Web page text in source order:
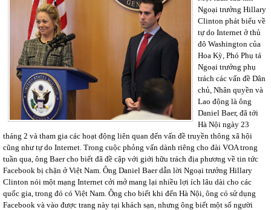
Ngoại trưởng Hillary
Clinton phát biểu về
tự do Internet ở thủ
đô Washington của
Hoa Kỳ, Phó Phụ tá
Ngoại trưởng phụ
trách các vấn đề Dân
chủ, Nhân quyền và
Lao động là ông
Daniel Baer, đã tới
Hà Nội ngày 23
tháng 2 và tham gia các hoạt động liên quan đến vấn đề truyền thông xã hội
cũng như tự do Internet. Trong cuộc phỏng vấn dành riêng cho đài VOA trong
tuần qua, ông Baer cho biết đã đề cập với giới hữu trách địa phương về tin tức
Facebook bị chặn ở Việt Nam. Ông Daniel Baer dẫn lời Ngoại trưởng Hillary
Clinton nói một mạng Internet cởi mở mang lại nhiều lợi ích lâu dài cho các
quốc gia, trong đó có Việt Nam. Ông cho biết khi đến Hà Nội, ông có sử dụng
Facebook và vào được trang này tại khách sạn, nhưng ông biết một số người